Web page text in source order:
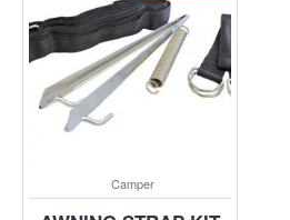
Camper